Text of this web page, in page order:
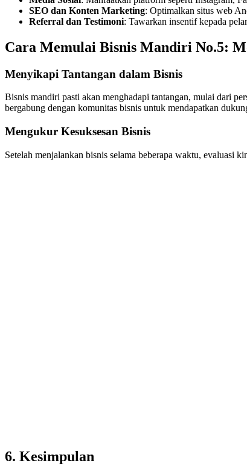
SEO dan Konten Marketing: Optimalkan situs web
Referral dan Testimoni: Tawarkan insentif kepada
Cara Memulai Bisnis Mandiri No.5:
Menyikapi Tantangan dalam Bisnis
Bisnis mandiri pasti akan menghadapi tantangan, mulai dari
bergabung dengan komunitas bisnis untuk mendapatkan
Mengukur Kesuksesan Bisnis
Setelah menjalankan bisnis selama beberapa waktu, evaluasi
6. Kesimpulan